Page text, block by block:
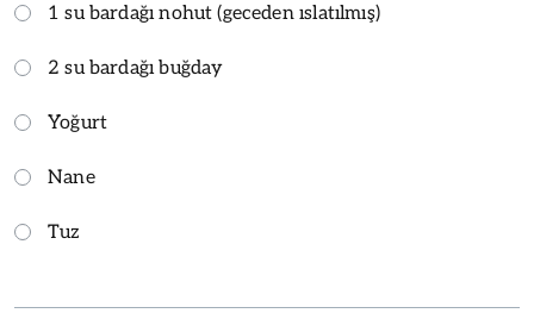
1 su bardağı nohut (geceden ıslatılmış)
2 su bardağı buğday
Yoğurt
Nane
Tuz